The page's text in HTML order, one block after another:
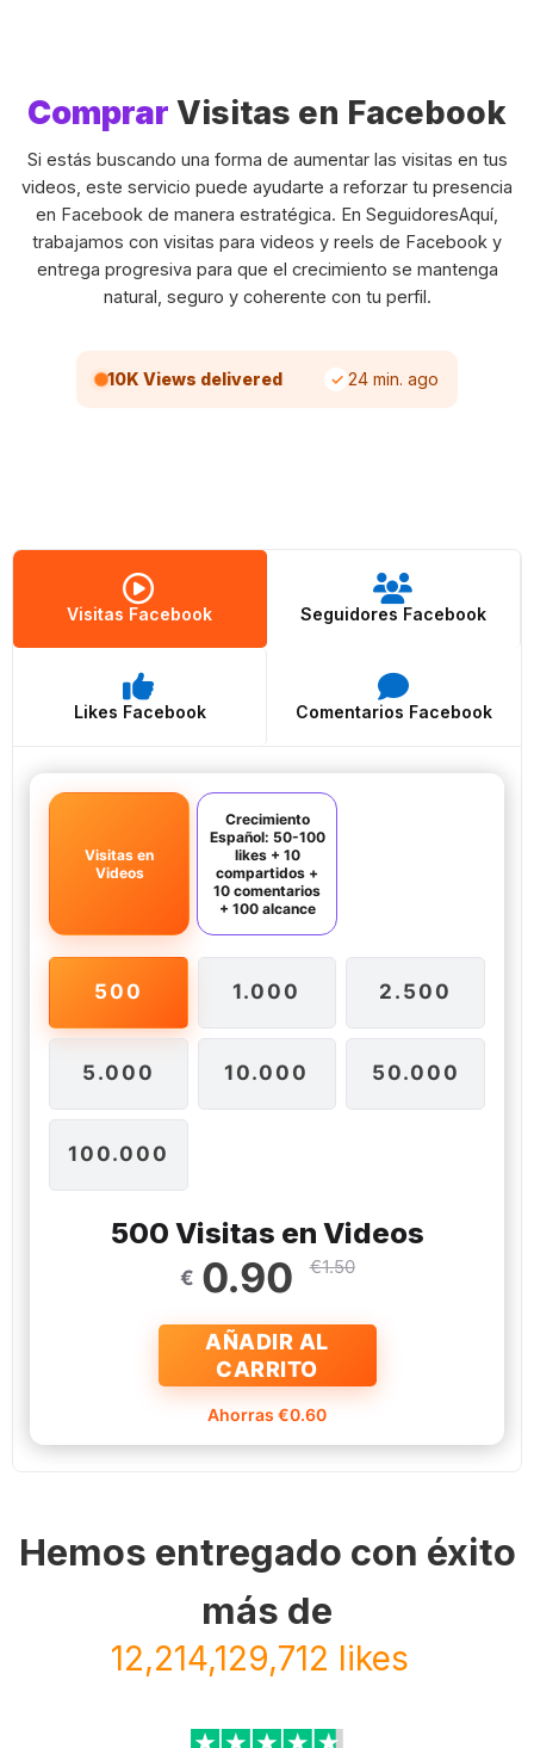
Comprar Visitas en Facebook
Si estás buscando una forma de aumentar las visitas en tus
videos, este servicio puede ayudarte a reforzar tu presencia
en Facebook de manera estratégica. En SeguidoresAquí,
trabajamos con visitas para videos y reels de Facebook y
entrega progresiva para que el crecimiento se mantenga
natural, seguro y coherente con tu perfil.
10K Views delivered ✓ 24 min. ago
Visitas Facebook Seguidores Facebook
Likes Facebook Comentarios Facebook
Visitas en
Videos
Crecimiento
Español: 50-100
likes + 10
compartidos +
10 comentarios
+ 100 alcance
500 1.000 2.500
5.000 10.000 50.000
100.000
500 Visitas en Videos
€ 0.90 €1.50
AÑADIR AL
CARRITO
Ahorras €0.60
Hemos entregado con éxito
más de
12,214,129,712 likes